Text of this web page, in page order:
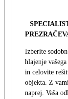
Izberite
hlajenje
in celovite
objekta. Z
naprej. Vaša